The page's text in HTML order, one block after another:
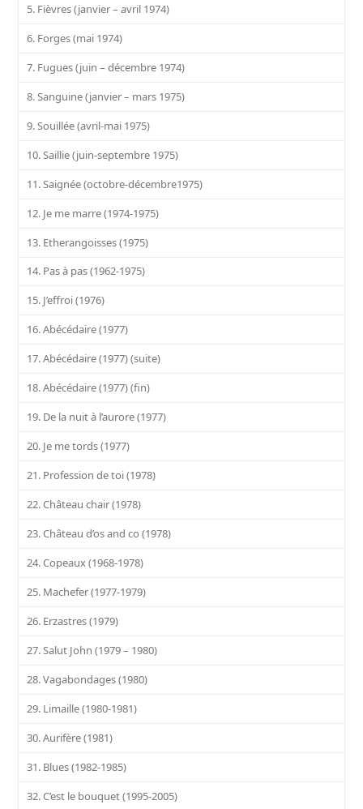
5. Fièvres (janvier – avril 1974)
6. Forges (mai 1974)
7. Fugues (juin – décembre 1974)
8. Sanguine (janvier – mars 1975)
9. Souillée (avril-mai 1975)
10. Saillie (juin-septembre 1975)
11. Saignée (octobre-décembre1975)
12. Je me marre (1974-1975)
13. Etherangoisses (1975)
14. Pas à pas (1962-1975)
15. J’effroi (1976)
16. Abécédaire (1977)
17. Abécédaire (1977) (suite)
18. Abécédaire (1977) (fin)
19. De la nuit à l’aurore (1977)
20. Je me tords (1977)
21. Profession de toi (1978)
22. Château chair (1978)
23. Château d’os and co (1978)
24. Copeaux (1968-1978)
25. Machefer (1977-1979)
26. Erzastres (1979)
27. Salut John (1979 – 1980)
28. Vagabondages (1980)
29. Limaille (1980-1981)
30. Aurifère (1981)
31. Blues (1982-1985)
32. C’est le bouquet (1995-2005)